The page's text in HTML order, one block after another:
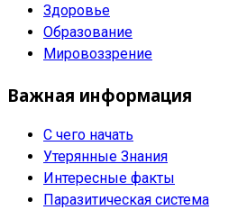
Здоровье
Образование
Мировоззрение
Важная информация
С чего начать
Утерянные Знания
Интересные факты
Паразитическая система